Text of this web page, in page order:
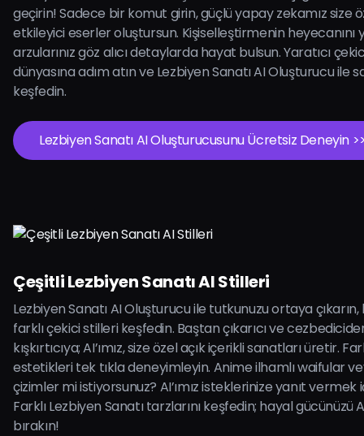
geçirin! Sadece bir komut girin, güçlü yapay zekamız size
etkileyici eserler oluştursun. Kişiselleştirmenin heyecanını
arzularınız göz alıcı detaylarda hayat bulsun. Yaratıcı
dünyasına adım atın ve Lezbiyen Sanatı AI Oluşturucu ile
keşfedin.
Lezbiyen Sanatı AI Oluşturucusunu Ücretsiz Deneyin
Çeşitli Lezbiyen Sanatı AI Stilleri
Lezbiyen Sanatı AI Oluşturucu ile tutkunuzu ortaya
farklı çekici stilleri keşfedin. Baştan çıkarıcı ve
kışkırtıcıya; AI’ımız, size özel açık içerikli sanatları üretir.
estetikleri tek tıkla deneyimleyin. Anime ilhamlı waifular
çizimler mi istiyorsunuz? AI’ımız isteklerinize yanıt vermek
Farklı Lezbiyen Sanatı tarzlarını keşfedin; hayal gücünüzü
bırakın!